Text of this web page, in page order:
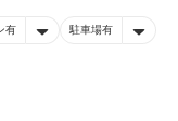
有 駐車場有